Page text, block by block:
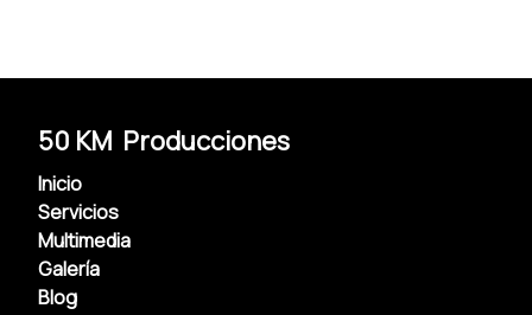
50 KM Producciones
Inicio
Servicios
Multimedia
Galería
Blog